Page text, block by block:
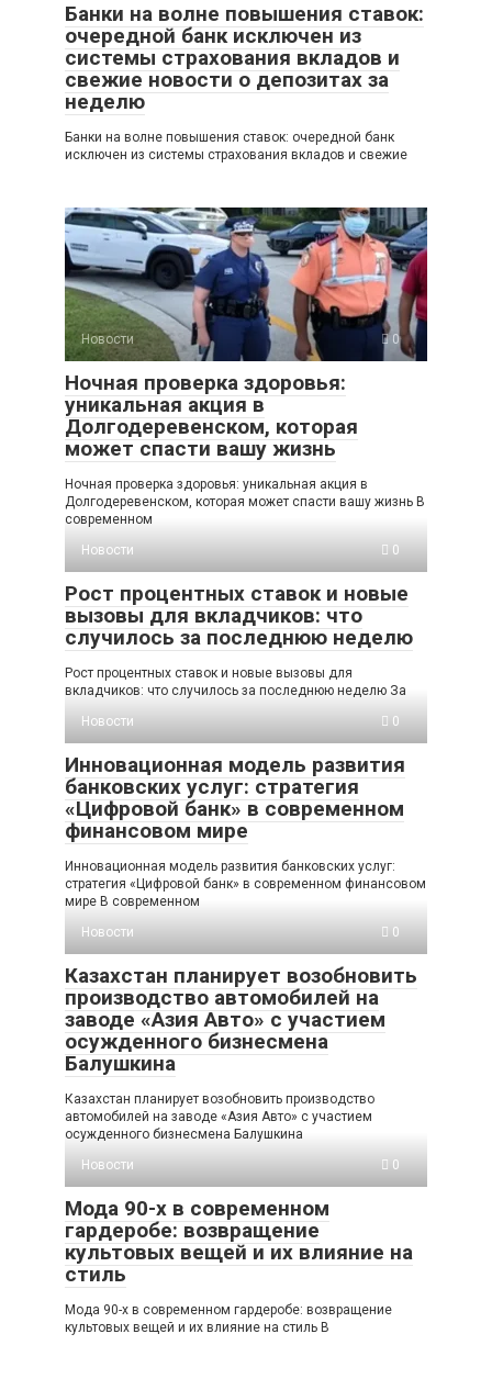
Банки на волне повышения ставок:
очередной банк исключен из
системы страхования вкладов и
свежие новости о депозитах за
неделю
Банки на волне повышения ставок: очередной банк
исключен из системы страхования вкладов и свежие
Новости 0
Ночная проверка здоровья:
уникальная акция в
Долгодеревенском, которая
может спасти вашу жизнь
Ночная проверка здоровья: уникальная акция в
Долгодеревенском, которая может спасти вашу жизнь В
современном
Новости
0
Рост процентных ставок и новые
вызовы для вкладчиков: что
случилось за последнюю неделю
Рост процентных ставок и новые вызовы для
вкладчиков: что случилось за последнюю неделю За
Новости
0
Инновационная модель развития
банковских услуг: стратегия
«Цифровой банк» в современном
финансовом мире
Инновационная модель развития банковских услуг:
стратегия «Цифровой банк» в современном финансовом
мире В современном
Новости
0
Казахстан планирует возобновить
производство автомобилей на
заводе «Азия Авто» с участием
осужденного бизнесмена
Балушкина
Казахстан планирует возобновить производство
автомобилей на заводе «Азия Авто» с участием
осужденного бизнесмена Балушкина
Новости
0
Мода 90-х в современном
гардеробе: возвращение
культовых вещей и их влияние на
стиль
Мода 90-х в современном гардеробе: возвращение
культовых вещей и их влияние на стиль В